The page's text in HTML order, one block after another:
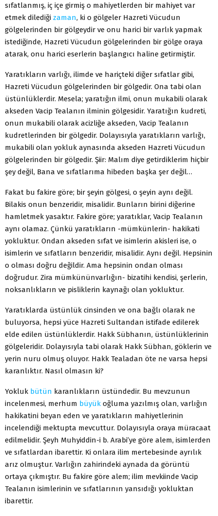
sıfatlanmış, iç içe girmiş o mahiyetlerden bir mahiyet var
etmek dilediği zaman, ki o gölgeler Hazreti Vücudun
gölgelerinden bir gölgeydir ve onu harici bir varlık yapmak
istediğinde, Hazreti Vücudun gölgelerinden bir gölge oraya
atarak, onu harici eserlerin başlangıcı haline getirmiştir.
Yaratıkların varlığı, ilimde ve hariçteki diğer sıfatlar gibi,
Hazreti Vücudun gölgelerinden bir gölgedir. Ona tabi olan
üstünlüklerdir. Mesela; yaratığın ilmi, onun mukabili olarak
akseden Vacip Tealanın ilminin gölgesidir. Yaratığın kudreti,
onun mukabili olarak acizliğe akseden, Vacip Tealanın
kudretlerinden bir gölgedir. Dolayısıyla yaratıkların varlığı,
mukabili olan yokluk aynasında akseden Hazreti Vücudun
gölgelerinden bir gölgedir. Şiir: Malım diye getirdiklerim hiçbir
şey değil, Bana ve sıfatlarıma hibeden başka şer değil…
Fakat bu fakire göre; bir şeyin gölgesi, o şeyin aynı değil.
Bilakis onun benzeridir, misalidir. Bunların birini diğerine
hamletmek yasaktır. Fakire göre; yaratıklar, Vacip Tealanın
aynı olamaz. Çünkü yaratıkların -mümkünlerin- hakikati
yokluktur. Ondan akseden sıfat ve isimlerin akisleri ise, o
isimlerin ve sıfatların benzeridir, misalidir. Aynı değil. Hepsinin
o olması doğru değildir. Ama hepsinin ondan olması
doğrudur. Zira mümkününvarlığın- bizatihi kendisi, şerlerin,
noksanlıkların ve pisliklerin kaynağı olan yokluktur.
Yaratıklarda üstünlük cinsinden ve ona bağlı olarak ne
buluyorsa, hepsi yüce Hazreti Sultandan istifade edilerek
elde edilen üstünlüklerdir. Hakk Sübhanın, üstünlüklerinin
gölgeleridir. Dolayısıyla tabi olarak Hakk Sübhan, göklerin ve
yerin nuru olmuş oluyor. Hakk Tealadan öte ne varsa hepsi
karanlıktır. Nasıl olmasın ki?
Yokluk bütün karanlıkların üstündedir. Bu mevzunun
incelenmesi, merhum büyük oğluma yazılmış olan, varlığın
hakikatini beyan eden ve yaratıkların mahiyetlerinin
incelendiği mektupta mevcuttur. Dolayısıyla oraya müracaat
edilmelidir. Şeyh Muhyiddin-i b. Arabi’ye göre alem, isimlerden
ve sıfatlardan ibarettir. Ki onlara ilim mertebesinde ayrılık
arız olmuştur. Varlığın zahirindeki aynada da görüntü
ortaya çıkmıştır. Bu fakire göre alem; ilim mevkiinde Vacip
Tealanın isimlerinin ve sıfatlarının yansıdığı yokluktan
ibarettir.